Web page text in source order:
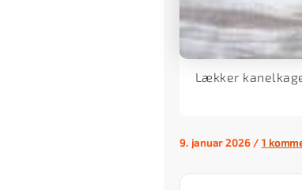
Lækker
9. januar 2026/ 1